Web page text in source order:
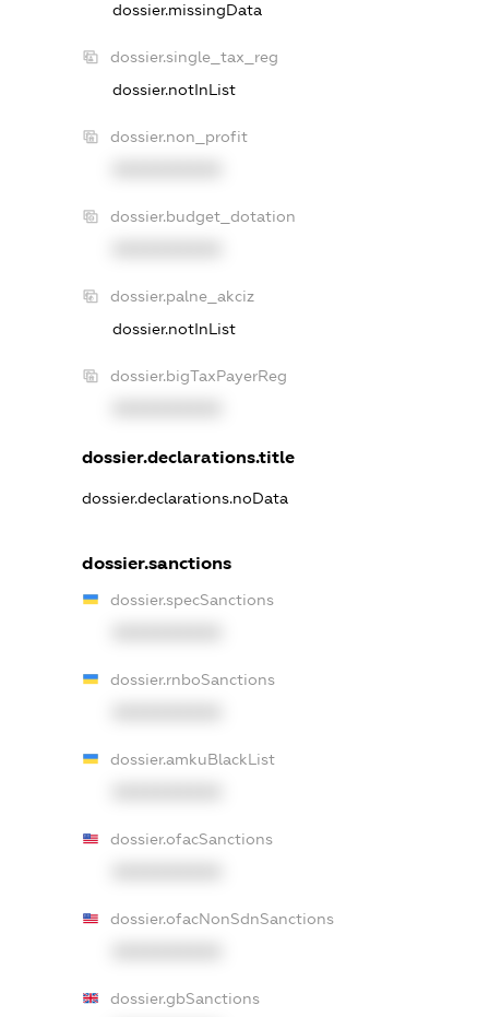
dossier.missingData
dossier.single_tax_reg
dossier.notInList
dossier.non_profit
dossier.budget_dotation
dossier.palne_akciz
dossier.notInList
dossier.bigTaxPayerReg
dossier.declarations.title
dossier.declarations.noData
dossier.sanctions
dossier.specSanctions
dossier.rnboSanctions
dossier.amkuBlackList
dossier.ofacSanctions
dossier.ofacNonSdnSanctions
dossier.gbSanctions